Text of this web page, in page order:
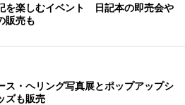
を楽しむイベント 日記本の即売会や
販売も
ス・ヘリング写真展とポップアップシ
ズも販売